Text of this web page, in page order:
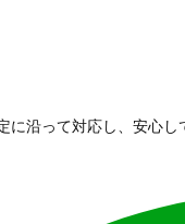
に沿って対応し、安心